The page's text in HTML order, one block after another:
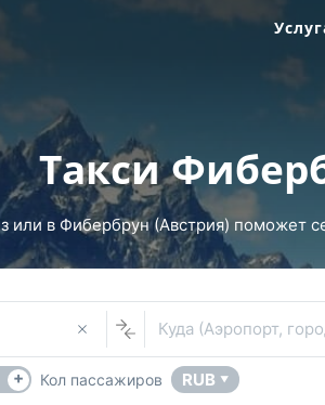
Такси
или в Фибербрун (Австрия) поможет
Куда (Аэропорт,
+ Кол пассажиров RUB ▼